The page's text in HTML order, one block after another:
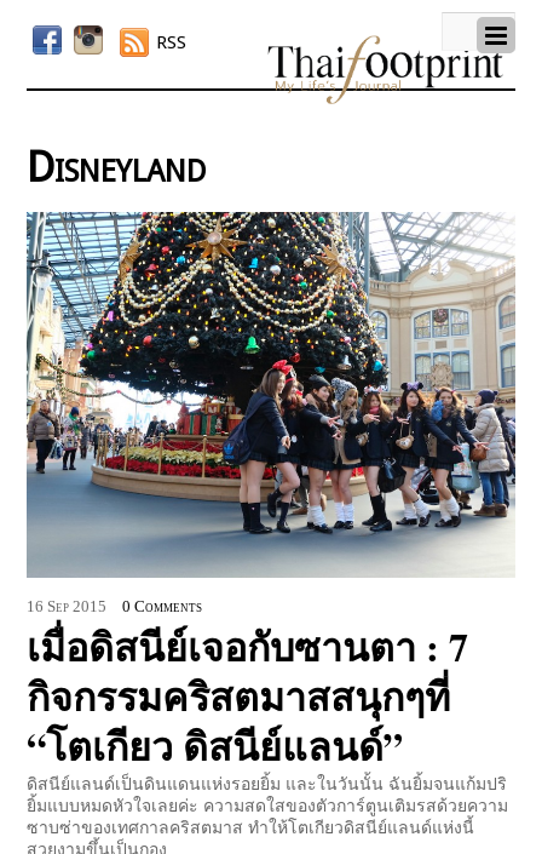
RSS
Disneyland
16 Sep 2015 0 Comments
เมื่อดิสนีย์เจอกับซานตา : 7
กิจกรรมคริสตมาสสนุกๆที่
“โตเกียว ดิสนีย์แลนด์”
ดิสนีย์แลนด์เป็นดินแดนแห่งรอยยิ้ม และในวันนั้น ฉันยิ้มจนแก้มปริ
ยิ้มแบบหมดหัวใจเลยค่ะ ความสดใสของตัวการ์ตูนเติมรสด้วยความ
ซาบซ่าของเทศกาลคริสตมาส ทำให้โตเกียวดิสนีย์แลนด์แห่งนี้
สวยงามขึ้นเป็นกอง